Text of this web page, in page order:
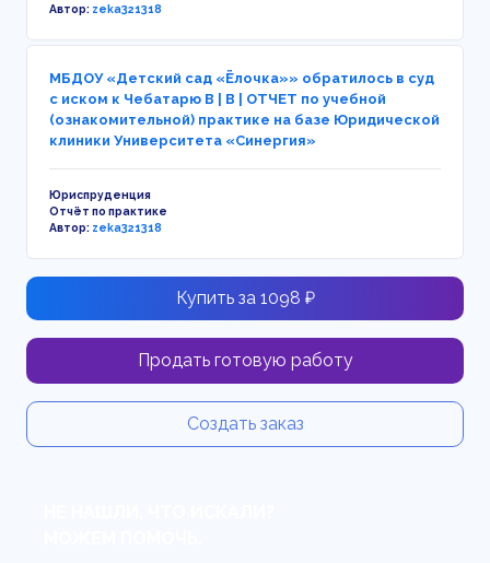
Автор: zeka321318
МБДОУ «Детский сад «Ёлочка»» обратилось в суд
с иском к Чебатарю В | В | ОТЧЕТ по учебной
(ознакомительной) практике на базе Юридической
клиники Университета «Синергия»
Юриспруденция
Отчёт по практике
Автор: zeka321318
Купить за 1098 ₽
Продать готовую работу
Создать заказ